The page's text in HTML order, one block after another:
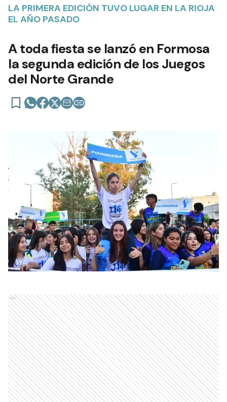
LA PRIMERA EDICIÓN TUVO LUGAR EN LA RIOJA
EL AÑO PASADO
A toda fiesta se lanzó en Formosa
la segunda edición de los Juegos
del Norte Grande
Ads